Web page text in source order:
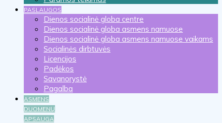
PASLAUGOS
Dienos socialinė globa centre
Dienos socialinė globa asmens namuose
Dienos socialinė globa asmens namuose vaikams
Socialinės dirbtuvės
Licencijos
Padėkos
Savanorystė
Pagalba
ASMENS
DUOMENŲ
APSAUGA